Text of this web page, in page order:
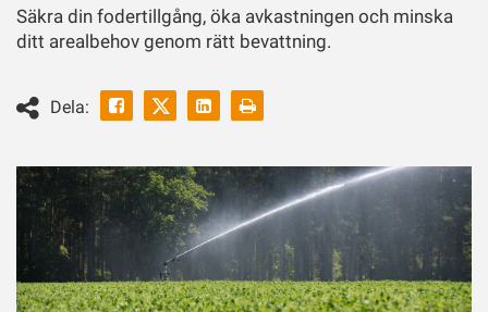
Säkra din fodertillgång, öka avkastningen och minska
ditt arealbehov genom rätt bevattning.
Dela:
Facebook LinkedinSkriv